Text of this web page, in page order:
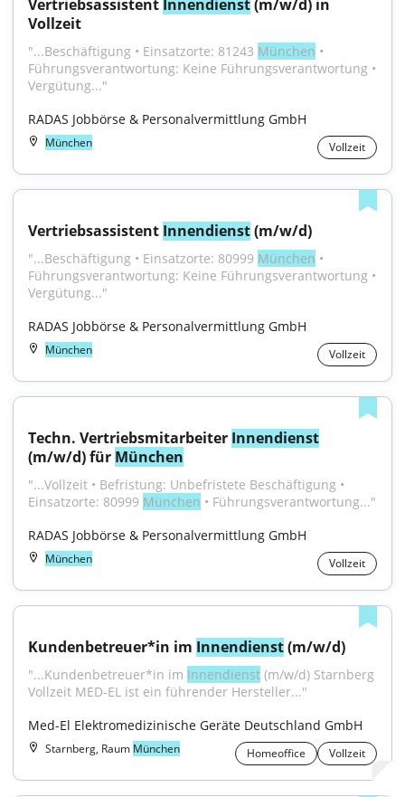
Vertriebsassistent Innendienst (m/w/d) in
Vollzeit
"...Beschäftigung • Einsatzorte: 81243 München •
Führungsverantwortung: Keine Führungsverantwortung •
Vergütung..."
RADAS Jobbörse & Personalvermittlung GmbH
München Vollzeit
Vertriebsassistent Innendienst (m/w/d)
"...Beschäftigung • Einsatzorte: 80999 München •
Führungsverantwortung: Keine Führungsverantwortung •
Vergütung..."
RADAS Jobbörse & Personalvermittlung GmbH
München Vollzeit
Techn. Vertriebsmitarbeiter Innendienst
(m/w/d) für München
"...Vollzeit • Befristung: Unbefristete Beschäftigung •
Einsatzorte: 80999 München • Führungsverantwortung..."
RADAS Jobbörse & Personalvermittlung GmbH
München Vollzeit
Kundenbetreuer*in im Innendienst (m/w/d)
"...Kundenbetreuer*in im Innendienst (m/w/d) Starnberg
Vollzeit MED-EL ist ein führender Hersteller..."
Med-El Elektromedizinische Geräte Deutschland GmbH
Starnberg, Raum München Homeoffice Vollzeit